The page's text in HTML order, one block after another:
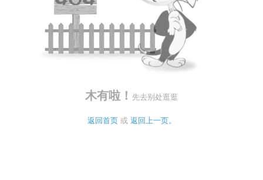
木有啦！ 先去别处逛逛
返回首页 或 返回上一页。